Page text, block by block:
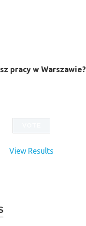
pracy w Warszawie?
View Results